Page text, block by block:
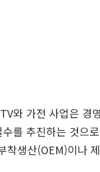
와 가전 사업은 경
를 추진하는 것으
착생산(OEM)이나